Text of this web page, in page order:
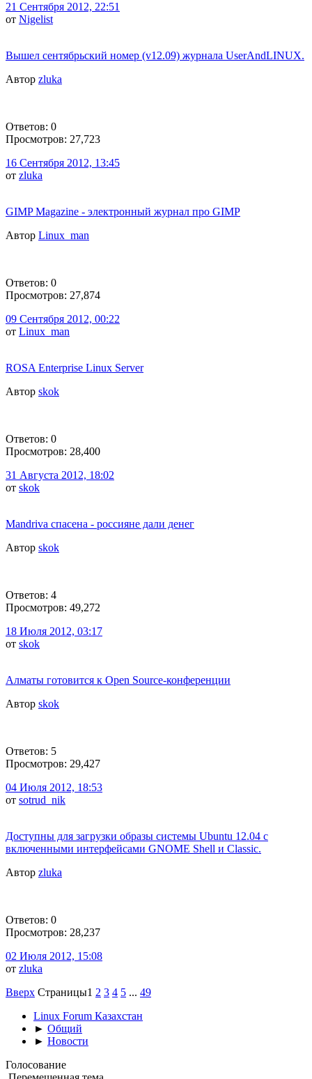
21 Сентября 2012, 22:51
от Nigelist
Вышел сентябрьский номер (v12.09) журнала UserAndLINUX.
Автор zluka
Ответов: 0
Просмотров: 27,723
16 Сентября 2012, 13:45
от zluka
GIMP Magazine - электронный журнал про GIMP
Автор Linux_man
Ответов: 0
Просмотров: 27,874
09 Сентября 2012, 00:22
от Linux_man
ROSA Enterprise Linux Server
Автор skok
Ответов: 0
Просмотров: 28,400
31 Августа 2012, 18:02
от skok
Mandriva спасена - россияне дали денег
Автор skok
Ответов: 4
Просмотров: 49,272
18 Июля 2012, 03:17
от skok
Алматы готовится к Open Source-конференции
Автор skok
Ответов: 5
Просмотров: 29,427
04 Июля 2012, 18:53
от sotrud_nik
Доступны для загрузки образы системы Ubuntu 12.04 с
включенными интерфейсами GNOME Shell и Classic.
Автор zluka
Ответов: 0
Просмотров: 28,237
02 Июля 2012, 15:08
от zluka
Вверх Страницы1 2 3 4 5 ... 49
Linux Forum Казахстан
► Общий
► Новости
Голосование